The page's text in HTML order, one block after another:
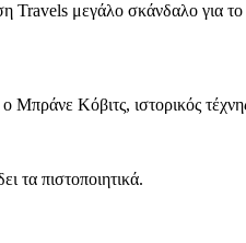
Travels μεγάλο σκάνδαλο για
ο Μπράνε Κόβιτς, ιστορικός
τα πιστοποιητικά.